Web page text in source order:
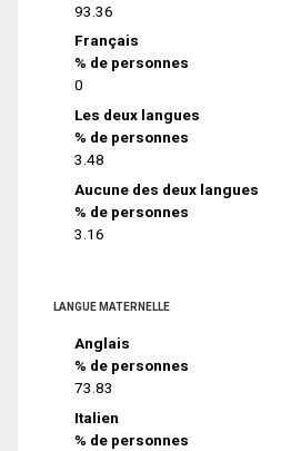
93.36
Français
% de personnes
0
Les deux langues
% de personnes
3.48
Aucune des deux langues
% de personnes
3.16
LANGUE MATERNELLE
Anglais
% de personnes
73.83
Italien
% de personnes